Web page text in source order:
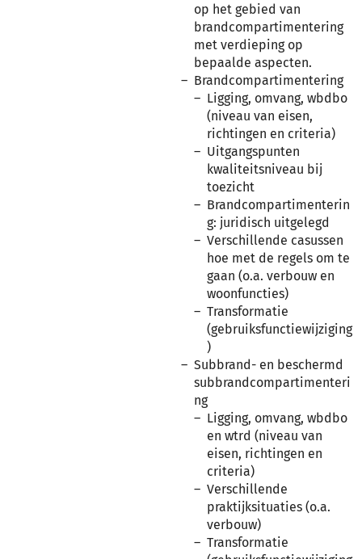
op het gebied van
brandcompartimentering
met verdieping op
bepaalde aspecten.
Brandcompartimentering
Ligging, omvang, wbdbo
(niveau van eisen,
richtingen en criteria)
Uitgangspunten
kwaliteitsniveau bij
toezicht
Brandcompartimenterin
g: juridisch uitgelegd
Verschillende casussen
hoe met de regels om te
gaan (o.a. verbouw en
woonfuncties)
Transformatie
(gebruiksfunctiewijziging
)
Subbrand- en beschermd
subbrandcompartimenteri
ng
Ligging, omvang, wbdbo
en wtrd (niveau van
eisen, richtingen en
criteria)
Verschillende
praktijksituaties (o.a.
verbouw)
Transformatie